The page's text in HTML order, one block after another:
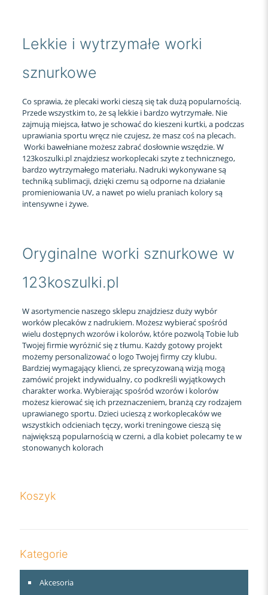
Lekkie i wytrzymałe worki
sznurkowe
Co sprawia, że plecaki worki cieszą się tak dużą popularnością.
Przede wszystkim to, że są lekkie i bardzo wytrzymałe. Nie
zajmują miejsca, łatwo je schować do kieszeni kurtki, a podczas
uprawiania sportu wręcz nie czujesz, że masz coś na plecach.
Worki bawełniane możesz zabrać dosłownie wszędzie. W
123koszulki.pl znajdziesz workoplecaki szyte z technicznego,
bardzo wytrzymałego materiału. Nadruki wykonywane są
techniką sublimacji, dzięki czemu są odporne na działanie
promieniowania UV, a nawet po wielu praniach kolory są
intensywne i żywe.
Oryginalne worki sznurkowe w
123koszulki.pl
W asortymencie naszego sklepu znajdziesz duży wybór
worków plecaków z nadrukiem. Możesz wybierać spośród
wielu dostępnych wzorów i kolorów, które pozwolą Tobie lub
Twojej firmie wyróżnić się z tłumu. Każdy gotowy projekt
możemy personalizować o logo Twojej firmy czy klubu.
Bardziej wymagający klienci, ze sprecyzowaną wizją mogą
zamówić projekt indywidualny, co podkreśli wyjątkowych
charakter worka. Wybierając spośród wzorów i kolorów
możesz kierować się ich przeznaczeniem, branżą czy rodzajem
uprawianego sportu. Dzieci ucieszą z workoplecaków we
wszystkich odcieniach tęczy, worki treningowe cieszą się
największą popularnością w czerni, a dla kobiet polecamy te w
stonowanych kolorach
Koszyk
Kategorie
Akcesoria